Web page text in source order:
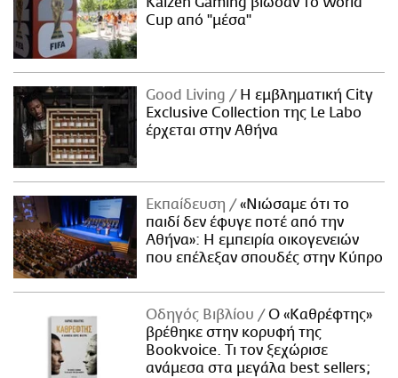
Cup από "μέσα"
Good Living
Η εμβληματική City
Exclusive Collection της Le Labo
έρχεται στην Αθήνα
Εκπαίδευση
«Νιώσαμε ότι το
παιδί δεν έφυγε ποτέ από την
Αθήνα»: Η εμπειρία οικογενειών
που επέλεξαν σπουδές στην Κύπρο
Οδηγός Βιβλίου
Ο «Καθρέφτης»
βρέθηκε στην κορυφή της
Bookvoice. Τι τον ξεχώρισε
ανάμεσα στα μεγάλα best sellers;